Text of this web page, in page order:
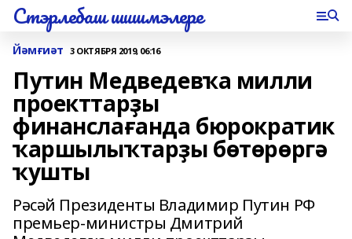
Стэрлебаш шишмэлере
Йәмғиәт 3 ОКТЯБРЯ 2019, 06:16
Путин Медведевҡа милли
проекттарҙы
финанслағанда бюрократик
ҡаршылыҡтарҙы бөтөрөргә
ҡушты
Рәсәй Президенты Владимир Путин РФ
премьер-министры Дмитрий